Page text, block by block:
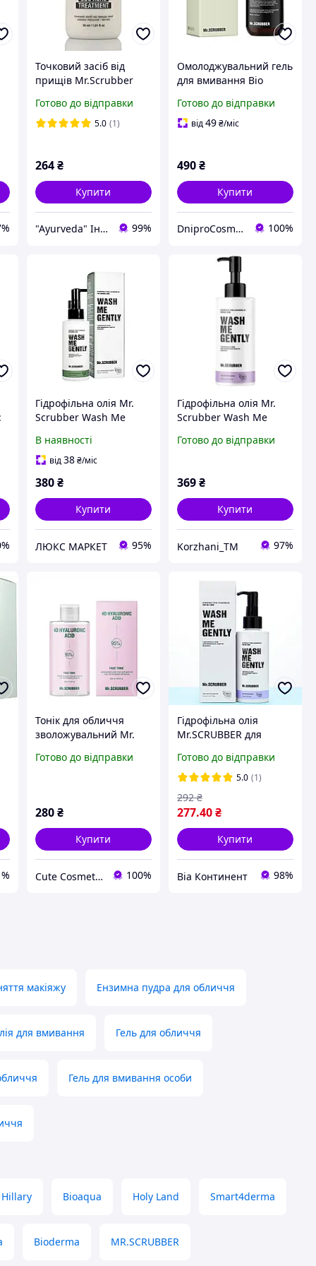
Точковий засіб від
прищів Mr.Scrubber
Sulfur, 30 ml
Готово до відправки
5.0 (1)
264 ₴
Купити
"Ayurveda" Інтернет магазин аюрведичних товарів з Індії 99%
Омолоджувальний гель
для вмивання Bio
синіх водоростей
Mr.SCRUBBER 200 мл
Готово до відправки
від49₴/міс
490₴
Купити
DniproCosmetics 100%
Гідрофільна олія Mr.
Scrubber Wash Me
шкіри обличчя 150 мл
В наявності
від38 ₴/міс
380 ₴
Купити
ЛЮКС МАРКЕТ 95%
Гідрофільна олія Mr.
Scrubber Wash Me
проблемної шкіри, 150
Готово до відправки
369₴
Купити
Korzhani_TM 97%
Тонік для обличчя
зволожувальний Mr.
Acid з 4Д гіалуроновою
Готово до відправки
280 ₴
Купити
Cute Cosmetics - косметика, аксесуари, подарункові набори. 100%
Гідрофільна олія
Mr.SCRUBBER для
макіяжу WASH ME
GENTLY для жирної і
проблемної шкіри
Mr.SCRUBBER, 150мл
Готово до відправки
5.0 (1)
277.40₴
292 ₴
Купити
Віа Континент 98%
макіяжу Ензимна пудра для обличчя
для вмивання Гель для обличчя
Гель для вмивання особи
Hillary Bioaqua Holy Land Smart4derma
Bioderma MR.SCRUBBER